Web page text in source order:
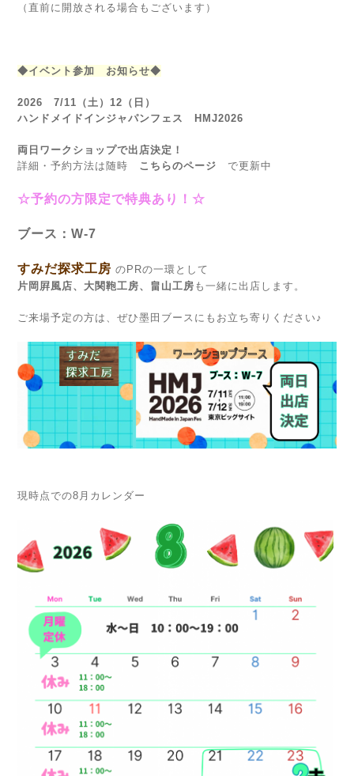
（直前に開放される場合もございます）
◆イベント参加 お知らせ◆
2026 7/11（土）12（日）
ハンドメイドインジャパンフェス HMJ2026
両日ワークショップで出店決定！
詳細・予約方法は随時
こちらのページ で更新中
☆予約の方限定で特典あり！☆
ブース：W-7
すみだ探求工房 のPRの一環として
片岡屛風店、大関鞄工房、畠山工房 も一緒に出店します。
ご来場予定の方は、ぜひ墨田ブースにもお立ち寄りください♪
現時点での8月カレンダー